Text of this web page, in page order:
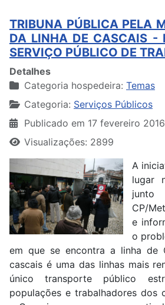
TRIBUNA PÚBLICA PELA
DA LINHA DE CASCAIS -
SERVIÇO PÚBLICO DE
Detalhes
Categoria hospedeira: Temas
Categoria: Serviços Públicos
Publicado em 17 fevereiro 2016
Visualizações: 2899
A
lugar
CP/
e
o
em que se encontra a linha de
cascais é uma das linhas mais
único transporte público
populações e trabalhadores dos